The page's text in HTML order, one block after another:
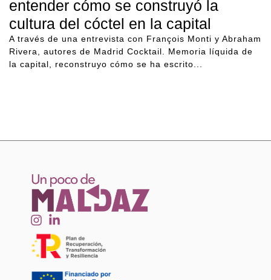
entender cómo se construyó la
cultura del cóctel en la capital
A través de una entrevista con François Monti y Abraham
Rivera, autores de Madrid Cocktail. Memoria líquida de
la capital, reconstruyo cómo se ha escrito...